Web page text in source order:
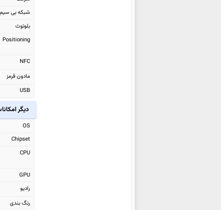
شبکه بی سیم
بلوتوث
Positioning
NFC
مادون قرمز
USB
دیگر
OS
Chipset
CPU
GPU
رادیو
رنگ بندی